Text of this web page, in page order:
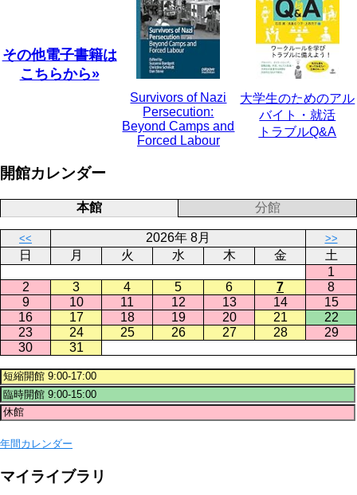
その他電子書籍は
こちらから»
Survivors of Nazi
Persecution:
Beyond Camps and
Forced Labour
大学生のためのアル
バイト・就活
トラブルQ&A
開館カレンダー
本館 分館
<< 2026年 8月 >>
日 月 火 水 木 金
土
1
2
3 4 5 6 7
8
9
10 11 12 13 14
15
16
17 18 19 20 21
22
23
24 25 26 27 28
29
30
31
年間カレンダー
マイライブラリ